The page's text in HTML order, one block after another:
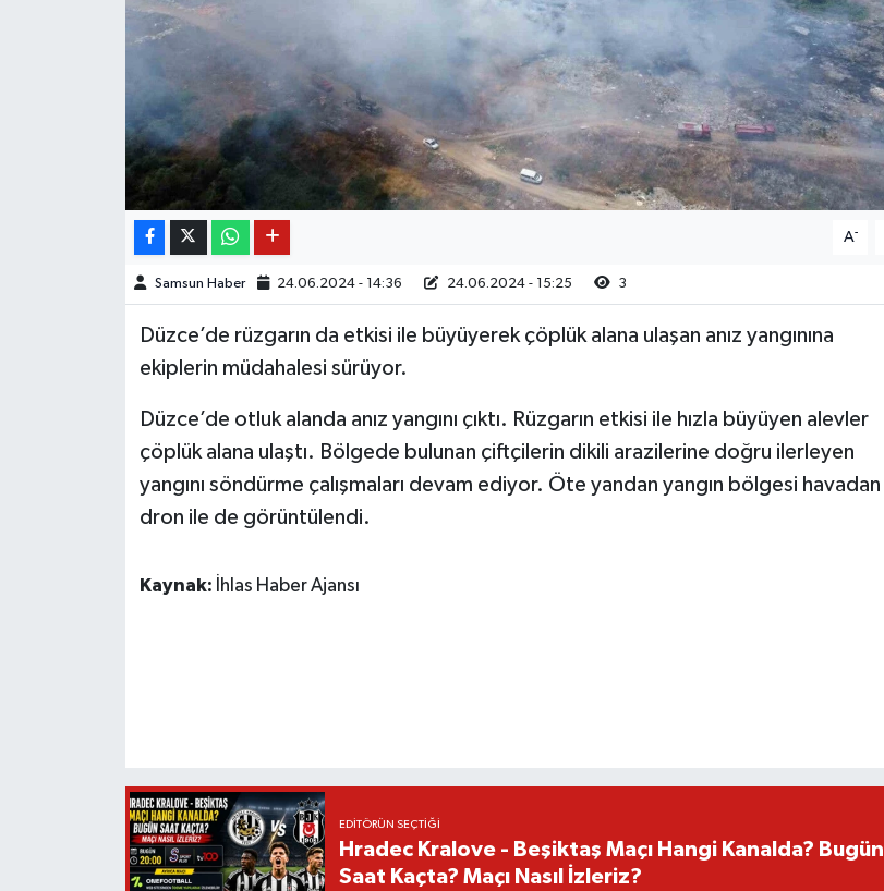
A-
Samsun Haber 24.06.2024 - 14:36 24.06.2024 - 15:25 3
Düzce’de rüzgarın da etkisi ile büyüyerek çöplük alana ulaşan anız yangınına
ekiplerin müdahalesi sürüyor.
Düzce’de otluk alanda anız yangını çıktı. Rüzgarın etkisi ile hızla büyüyen alevler
çöplük alana ulaştı. Bölgede bulunan çiftçilerin dikili arazilerine doğru ilerleyen
yangını söndürme çalışmaları devam ediyor. Öte yandan yangın bölgesi havadan
dron ile de görüntülendi.
Kaynak: İhlas Haber Ajansı
EDITÖRÜN SEÇTIĞI
Hradec Kralove - Beşiktaş Maçı Hangi Kanalda? Bugün
Saat Kaçta? Maçı Nasıl İzleriz?